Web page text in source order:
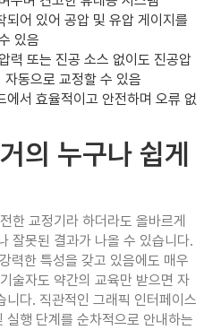
되어 있어 공압 및 유압 게이지를
있음
력 또는 진공 소스 없이도 진공압
동으로 교정할 수 있음
에서 효율적이고 안전하며 오류 없
의 누구나 쉽게
한 교정기라 하더라도 올바르게
잘못된 결과가 나올 수 있습니다.
력한 특성을 갖고 있음에도 매우
술자도 약간의 교육만 받으면 자
다. 직관적인 그래픽 인터페이스
행 단계를 순차적으로 안내하는